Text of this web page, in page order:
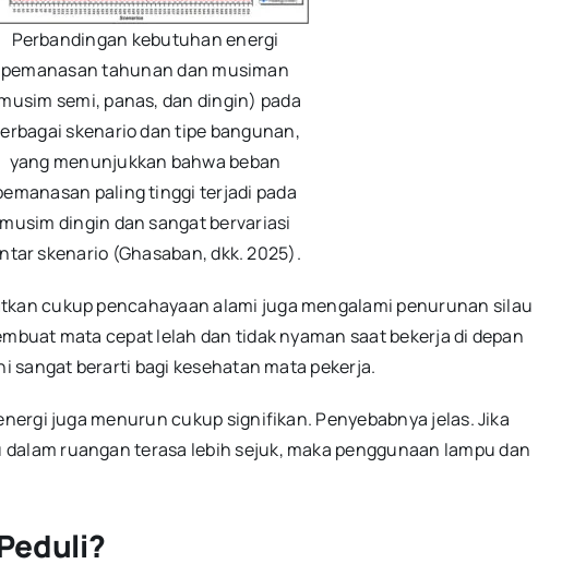
Perbandingan kebutuhan energi
pemanasan tahunan dan musiman
semi, panas, dan dingin) pada
skenario dan tipe bangunan,
yang menunjukkan bahwa beban
paling tinggi terjadi pada
musim dingin dan sangat bervariasi
skenario (Ghasaban, dkk. 2025).
cukup pencahayaan alami juga mengalami penurunan silau
mata cepat lelah dan tidak nyaman saat bekerja di depan
sangat berarti bagi kesehatan mata pekerja.
juga menurun cukup signifikan. Penyebabnya jelas. Jika
ruangan terasa lebih sejuk, maka penggunaan lampu dan